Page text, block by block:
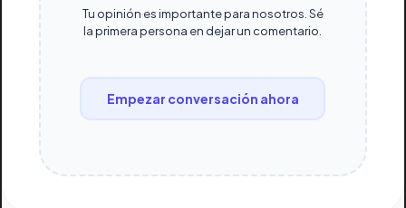
Tu opinión es importante para nosotros. Sé
la primera persona en dejar un comentario.
Empezar conversación ahora